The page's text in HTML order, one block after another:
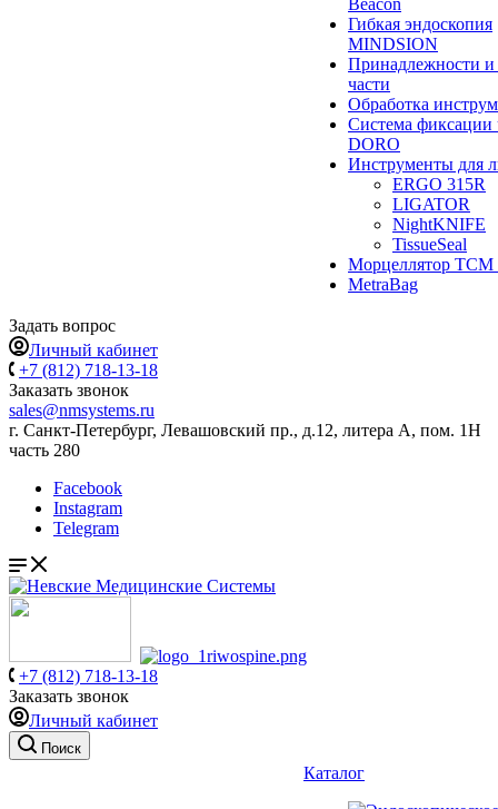
Beacon
Гибкая эндоскопия
MINDSION
Принадлежности и
части
Обработка
Система фиксации
DORO
Инструменты для
ERGO 315R
LIGATOR
NightKNIFE
TissueSeal
Морцеллятор ТСМ
MetraBag
Задать вопрос
Личный кабинет
+7 (812) 718-13-18
Заказать звонок
sales@nmsystems.ru
г. Санкт-Петербург, Левашовский пр., д.12, литера А, пом. 1Н
часть 280
Facebook
Instagram
Telegram
+7 (812) 718-13-18
Заказать звонок
Личный кабинет
Поиск
Каталог